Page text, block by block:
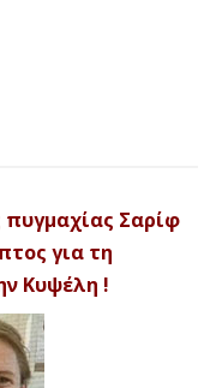
Σαρίφ
για τη
Κυψέλη !